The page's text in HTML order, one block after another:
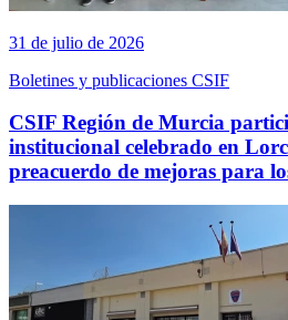
31 de julio de 2026
Boletines y publicaciones CSIF
CSIF Región de Murcia
institucional celebrado en
preacuerdo de mejoras para